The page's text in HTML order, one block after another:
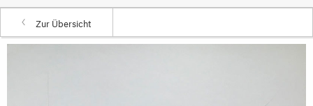
Zur Übersicht